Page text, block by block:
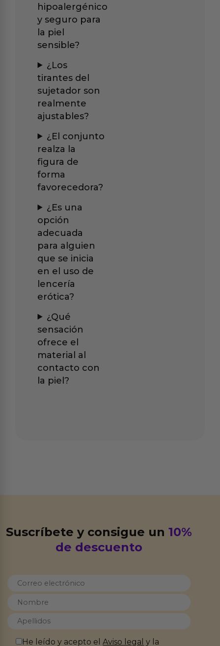
hipoalergénico
y seguro para
la piel
sensible?
¿Los
tirantes del
sujetador son
realmente
ajustables?
¿El conjunto
realza la
figura de
forma
favorecedora?
¿Es una
opción
adecuada
para alguien
que se inicia
en el uso de
lencería
erótica?
¿Qué
sensación
ofrece el
material al
contacto con
la piel?
Suscríbete y consigue un10%
de descuento
He leído y acepto elAviso legal y la